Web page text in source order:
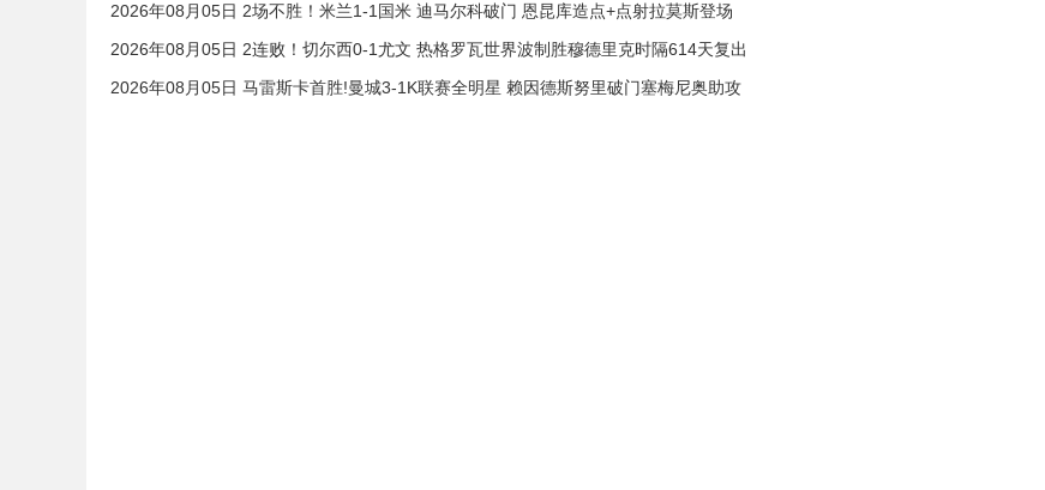
2026年08月05日 2场不胜！米兰1-1国米 迪马尔科破门 恩昆库造点+点射拉莫斯登场
2026年08月05日 2连败！切尔西0-1尤文 热格罗瓦世界波制胜穆德里克时隔614天复出
2026年08月05日 马雷斯卡首胜!曼城3-1K联赛全明星 赖因德斯努里破门塞梅尼奥助攻